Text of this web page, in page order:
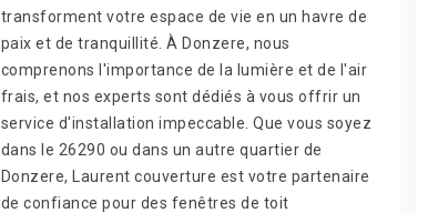
transforment votre espace de vie en un havre de
paix et de tranquillité. À Donzere, nous
comprenons l'importance de la lumière et de l'air
frais, et nos experts sont dédiés à vous offrir un
service d'installation impeccable. Que vous soyez
dans le 26290 ou dans un autre quartier de
Donzere, Laurent couverture est votre partenaire
de confiance pour des fenêtres de toit